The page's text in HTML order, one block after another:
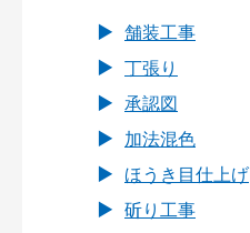
舗装工事
丁張り
承認図
加法混色
ほうき目仕上げ
斫り工事